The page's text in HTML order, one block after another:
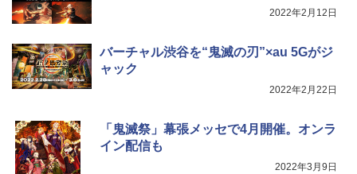
2022年2月12日
バーチャル渋谷を“鬼滅の刃”×au 5Gがジ
ャック
2022年2月22日
「鬼滅祭」幕張メッセで4月開催。オンラ
イン配信も
2022年3月9日